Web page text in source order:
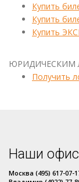
Купить
Купить
Купить
ЮРИДИЧЕСКИМ
Получить
Наши
Москва (495) 617-07-